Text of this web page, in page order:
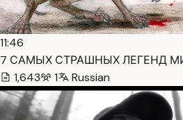
11:46
7 САМЫХ СТРАШНЫХ ЛЕГЕНД
1,643
1 Russian